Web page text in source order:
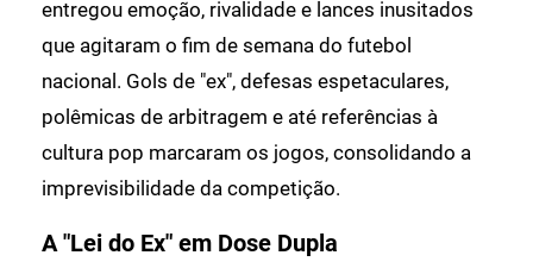
entregou emoção, rivalidade e lances inusitados
que agitaram o fim de semana do futebol
nacional. Gols de "ex", defesas espetaculares,
polêmicas de arbitragem e até referências à
cultura pop marcaram os jogos, consolidando a
imprevisibilidade da competição.
A "Lei do Ex" em Dose Dupla